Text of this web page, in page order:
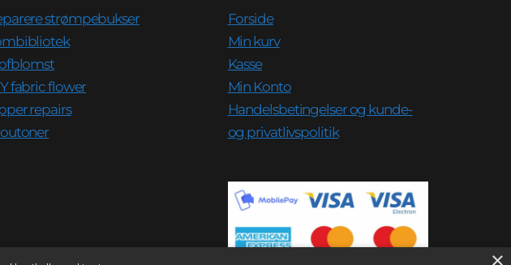
strømpebukser
fabric flower
repairs
Forside
Min kurv
Kasse
Min Konto
Handelsbetingelser og kunde-
og privatlivspolitik